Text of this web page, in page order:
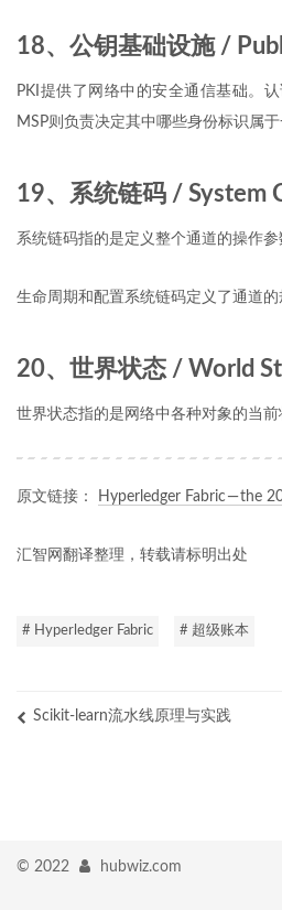
18、公钥基础设施 /
PKI提供了网络中的安全通信基础。
MSP则负责决定其中哪些身份标识属于
19、系统链码 / System
系统链码指的是定义整个通道的操作参
生命周期和配置系统链码定义了通道
20、世界状态 / World
世界状态指的是网络中各种对象的当
原文链接： Hyperledger Fabric — the
汇智网翻译整理，转载请标明出处
# Hyperledger Fabric # 超级账本
Scikit-learn流水线原理与实践
© 2022 hubwiz.com